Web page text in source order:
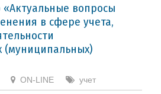
вопросы
в сфере учета,
(муниципальных)
ON-LINE учет